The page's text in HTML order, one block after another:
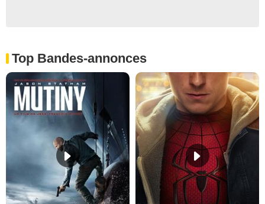
Top Bandes-annonces